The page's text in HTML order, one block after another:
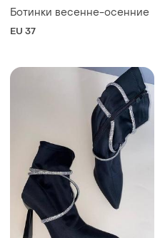
Ботинки весенне-осенние
EU 37